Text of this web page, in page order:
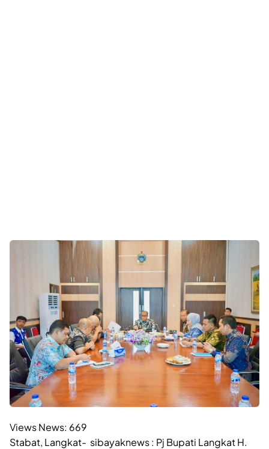
Views News: 669
Stabat, Langkat- sibayaknews : Pj Bupati Langkat H.